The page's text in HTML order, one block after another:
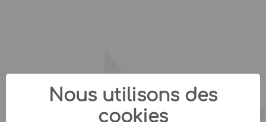
Nous utilisons des
cookies